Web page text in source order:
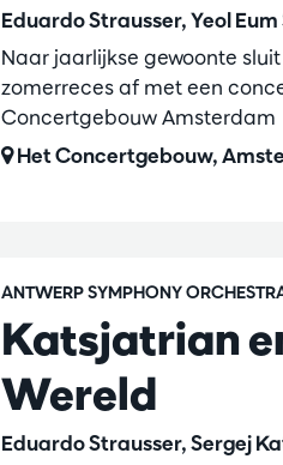
Eduardo Strausser, Yeol Eum
Naar jaarlijkse gewoonte
zomerreces af met een
Concertgebouw Amsterdam
Het Concertgebouw,
Katsjatrian
Wereld
Eduardo Strausser, Sergej
ANTWERP SYMPHONY